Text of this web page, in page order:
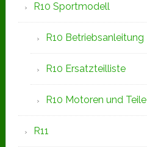
R10 Sportmodell
R10 Betriebsanleitung
R10 Ersatzteilliste
R10 Motoren und Teile
R11